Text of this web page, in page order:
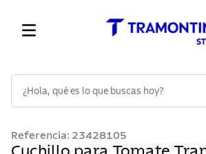
Referencia: 23428105
1 .
cuchillos